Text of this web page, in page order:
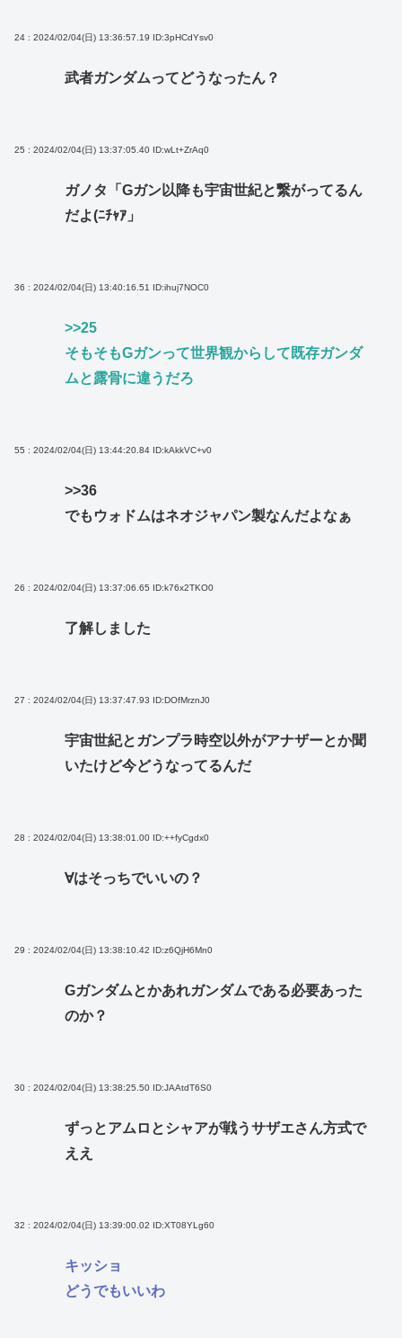
24 : 2024/02/04(日) 13:36:57.19 ID:3pHCdYsv0
武者ガンダムってどうなったん？
25 : 2024/02/04(日) 13:37:05.40 ID:wLt+ZrAq0
ガノタ「Gガン以降も宇宙世紀と繋がってるん
だよ(ﾆﾁｬｱ」
36 : 2024/02/04(日) 13:40:16.51 ID:ihuj7NOC0
>>25
そもそもGガンって世界観からして既存ガンダ
ムと露骨に違うだろ
55 : 2024/02/04(日) 13:44:20.84 ID:kAkkVC+v0
>>36
でもウォドムはネオジャパン製なんだよなぁ
26 : 2024/02/04(日) 13:37:06.65 ID:k76x2TKO0
了解しました
27 : 2024/02/04(日) 13:37:47.93 ID:DOfMrznJ0
宇宙世紀とガンプラ時空以外がアナザーとか聞
いたけど今どうなってるんだ
28 : 2024/02/04(日) 13:38:01.00 ID:++fyCgdx0
∀はそっちでいいの？
29 : 2024/02/04(日) 13:38:10.42 ID:z6QjH6Mn0
Gガンダムとかあれガンダムである必要あった
のか？
30 : 2024/02/04(日) 13:38:25.50 ID:JAAtdT6S0
ずっとアムロとシャアが戦うサザエさん方式で
ええ
32 : 2024/02/04(日) 13:39:00.02 ID:XT08YLg60
キッショ
どうでもいいわ